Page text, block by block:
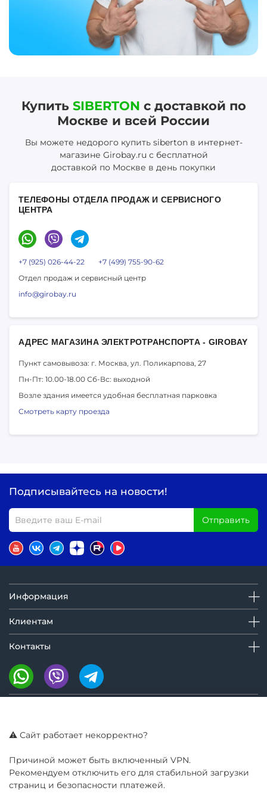
Купить SIBERTON с доставкой по
Москве и всей России
Вы можете недорого купить siberton в интернет-
магазине Girobay.ru с бесплатной
доставкой по Москве в день покупки
ТЕЛЕФОНЫ ОТДЕЛА ПРОДАЖ И СЕРВИСНОГО
ЦЕНТРА
+7 (925) 026-44-22
+7 (499) 755-90-62
Отдел продаж и сервисный центр
info@girobay.ru
АДРЕС МАГАЗИНА ЭЛЕКТРОТРАНСПОРТА - GIROBAY
Пункт самовывоза: г. Москва, ул. Поликарпова, 27
Пн-Пт: 10.00-18.00 Сб-Вс: выходной
Возле здания имеется удобная бесплатная парковка
Смотреть карту проезда
Подписывайтесь на новости!
Отправить
Информация
Клиентам
Контакты
⚠️ Сайт работает некорректно?
Причиной может быть включенный VPN.
Рекомендуем отключить его для стабильной загрузки
страниц и безопасности платежей.